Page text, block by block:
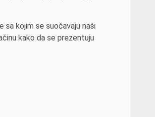
kojim se suočavaju naši
kako da se prezentuju